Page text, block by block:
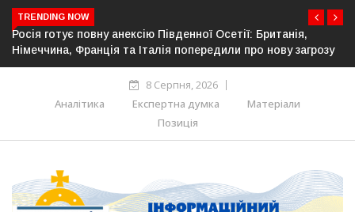
TRENDING NOW
Британія,
нову загрозу
Естонія посилює кордон із Росією:
прикордонної інфраструктури
8 Серпня, 2026
Аналітика
Експертна думка
Матеріали
Позиція